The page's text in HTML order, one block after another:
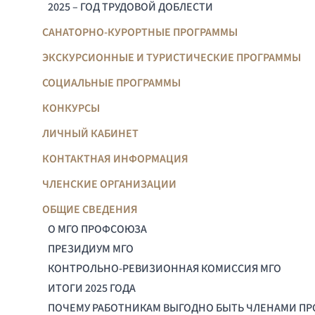
2025 – ГОД ТРУДОВОЙ ДОБЛЕСТИ
САНАТОРНО-КУРОРТНЫЕ ПРОГРАММЫ
ЭКСКУРСИОННЫЕ И ТУРИСТИЧЕСКИЕ ПРОГРАММЫ
СОЦИАЛЬНЫЕ ПРОГРАММЫ
КОНКУРСЫ
ЛИЧНЫЙ КАБИНЕТ
КОНТАКТНАЯ ИНФОРМАЦИЯ
ЧЛЕНСКИЕ ОРГАНИЗАЦИИ
ОБЩИЕ СВЕДЕНИЯ
О МГО ПРОФСОЮЗА
ПРЕЗИДИУМ МГО
КОНТРОЛЬНО-РЕВИЗИОННАЯ КОМИССИЯ МГО
ИТОГИ 2025 ГОДА
ПОЧЕМУ РАБОТНИКАМ ВЫГОДНО БЫТЬ ЧЛЕНАМИ